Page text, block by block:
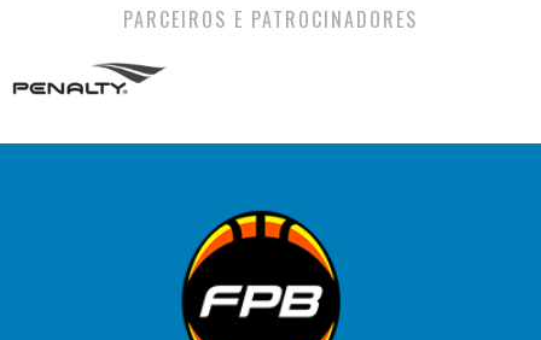
PARCEIROS E PATROCINADORES